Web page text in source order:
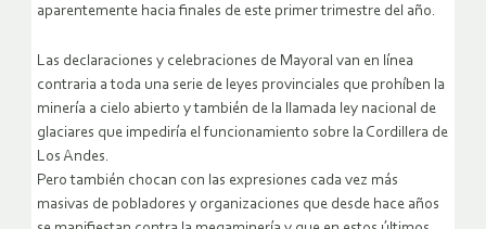
aparentemente hacia finales de este primer trimestre del año.
Las declaraciones y celebraciones de Mayoral van en línea
contraria a toda una serie de leyes provinciales que prohíben la
minería a cielo abierto y también de la llamada ley nacional de
glaciares que impediría el funcionamiento sobre la Cordillera de
Los Andes.
Pero también chocan con las expresiones cada vez más
masivas de pobladores y organizaciones que desde hace años